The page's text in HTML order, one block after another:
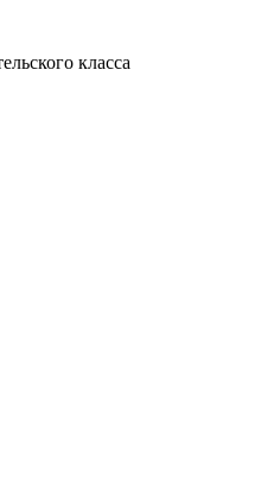
класса